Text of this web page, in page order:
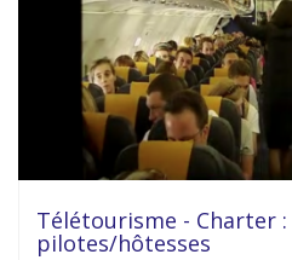
Télétourisme - Charter
pilotes/hôtesses